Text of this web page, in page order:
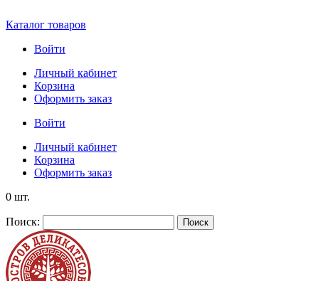
Каталог товаров
Войти
Личный кабинет
Корзина
Оформить заказ
Войти
Личный кабинет
Корзина
Оформить заказ
0 шт.
Поиск: Поиск